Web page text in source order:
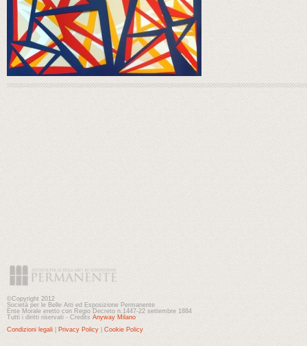
©Copyright 2012
Società per le Belle Arti ed Esposizione Permanente
Ente Morale eretto con Regio Decreto n.1447-22 settembre 1884
Tutti i diritti riservati - Credits Anyway Milano
Condizioni legali
Privacy Policy Cookie Policy